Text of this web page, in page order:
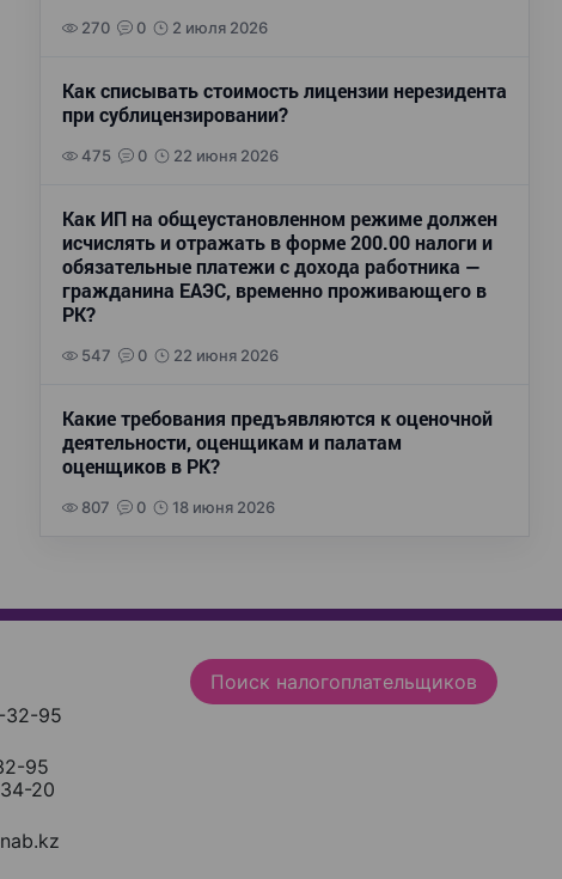
270 0 2 июля 2026
Как списывать стоимость лицензии нерезидента
при сублицензировании?
475 0 22 июня 2026
Как ИП на общеустановленном режиме должен
исчислять и отражать в форме 200.00 налоги и
обязательные платежи с дохода работника —
гражданина ЕАЭС, временно проживающего в
РК?
547 0 22 июня 2026
Какие требования предъявляются к оценочной
деятельности, оценщикам и палатам
оценщиков в РК?
807 0 18 июня 2026
32-95
95
20
Поиск налогоплательщиков